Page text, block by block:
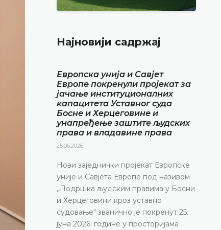
Најновији садржај
Европска унија и Савјет
Европе покренули пројекат за
јачање институционалних
капацитета Уставног суда
Босне и Херцеговине и
унапређење заштите људских
права и владавине права
25.06.2026.
Нови заједнички пројекат Европске
уније и Савјета Европе под називом
„Подршка људским правима у Босни
и Херцеговини кроз уставно
судовање“ званично је покренут 25.
јуна 2026. године у просторијама